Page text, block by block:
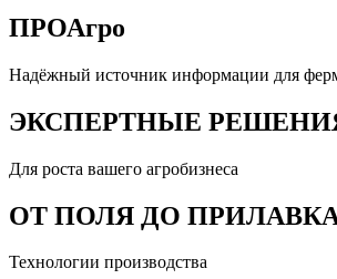
ПРОАгро
Надёжный источник информации для
ЭКСПЕРТНЫЕ
Для роста вашего агробизнеса
ОТ ПОЛЯ ДО
Технологии производства